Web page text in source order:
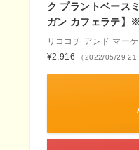
ク プラントベース
ガン カフェラテ】
リココチ アンド マーケ
¥2,916
（2022/05/29